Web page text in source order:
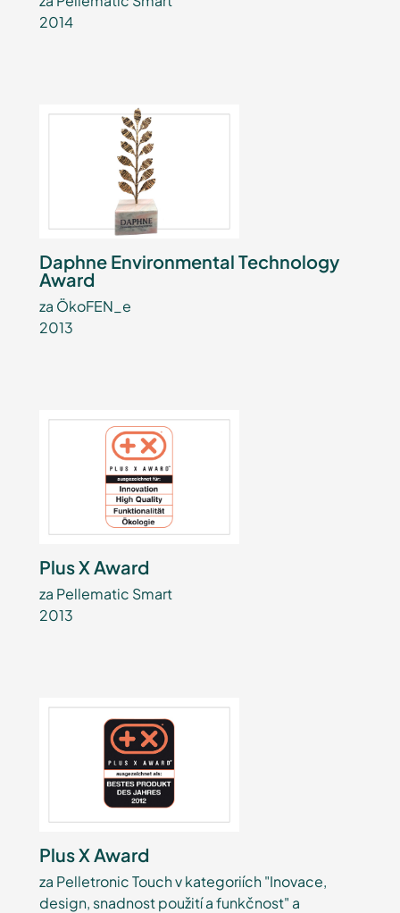
2014
Daphne Environmental Technology
Award
za ÖkoFEN_e
2013
Plus X Award
za Pellematic Smart
2013
Plus X Award
za Pelletronic Touch v kategoriích "Inovace,
design, snadnost použití a funkčnost" a